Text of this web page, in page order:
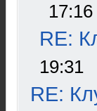
17:16
RE:
19:31
RE: